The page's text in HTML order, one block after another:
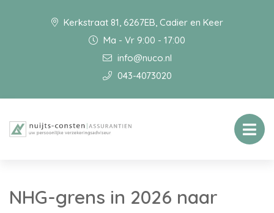
Kerkstraat 81, 6267EB, Cadier en Keer
Ma - Vr 9:00 - 17:00
info@nuco.nl
043-4073020
NHG-grens in 2026 naar